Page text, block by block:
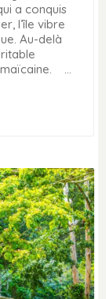
a conquis
l’île vibre
Au-delà
…